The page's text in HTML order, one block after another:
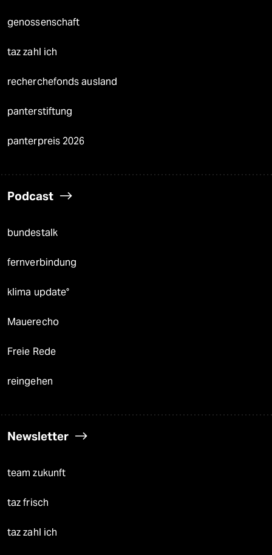
genossenschaft
taz zahl ich
recherchefonds ausland
panterstiftung
panterpreis 2026
Podcast
bundestalk
fernverbindung
klima update°
Mauerecho
Freie Rede
reingehen
Newsletter
team zukunft
taz frisch
taz zahl ich